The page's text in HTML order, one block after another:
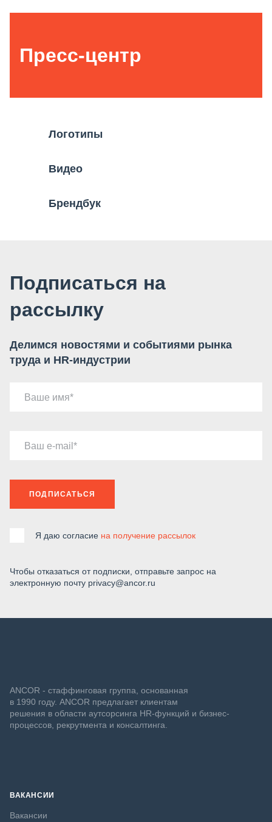
Пресс-центр
Логотипы
Видео
Брендбук
Подписаться на
рассылку
Делимся новостями и событиями рынка
труда и HR-индустрии
Ваше имя
Ваш e-mail
ПОДПИСАТЬСЯ
Я даю согласие на получение рассылок
Чтобы отказаться от подписки, отправьте запрос на
электронную почту privacy@ancor.ru
ANCOR - стаффинговая группа, основанная
в 1990 году. ANCOR предлагает клиентам
решения в области аутсорсинга HR-функций и бизнес-
процессов, рекрутмента и консалтинга.
ВАКАНСИИ
Вакансии